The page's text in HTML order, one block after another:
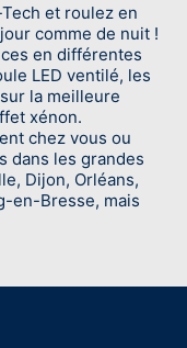
et roulez en
comme de nuit !
en différentes
LED ventilé, les
la meilleure
xénon.
chez vous ou
dans les grandes
Dijon, Orléans,
en-Bresse, mais